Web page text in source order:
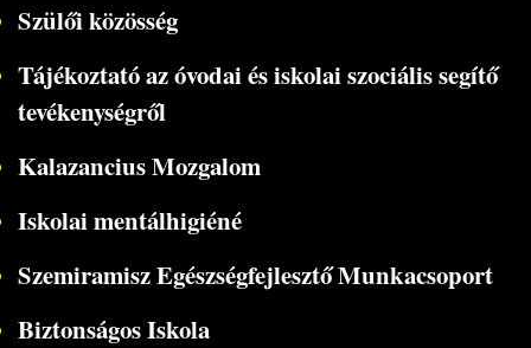
Szülői közösség
Tájékoztató az óvodai és iskolai szociális segítő
tevékenységről
Kalazancius Mozgalom
Iskolai mentálhigiéné
Szemiramisz Egészségfejlesztő Munkacsoport
Biztonságos Iskola